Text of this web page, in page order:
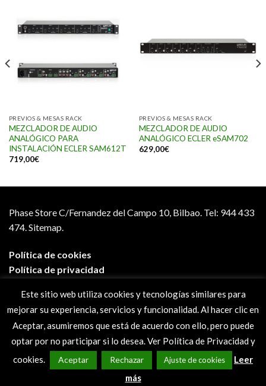
PREVIOS & MESAS RACK
MEZCLADOR DE AUDIO
ANALÓGICO PARA
INSTALACIÓN ECLER SAM612T
719,00€
PREVIOS & MESAS RACK
MEZCLADOR DE AUDIO
ANALÓGICO ECLER eSAM702
629,00€
Phase Store C/Fernandez del Campo 10, Bilbao. Tel: 944 433
474.Sitemap.
Política de cookies
Política de privacidad
Condiciones de compra
Preguntas frecuentes
Este sitio web utiliza cookies y tecnologías similares para
mejorar su experiencia, servicios y funcionalidad. Al hacer clic en
Aceptar, asumiremos que está de acuerdo con ello, pero puede
optar por no participar si lo desea. Ver Política de Privacidad y
cookies.
Aceptar Rechazar Ajuste de cookies
Leer
más